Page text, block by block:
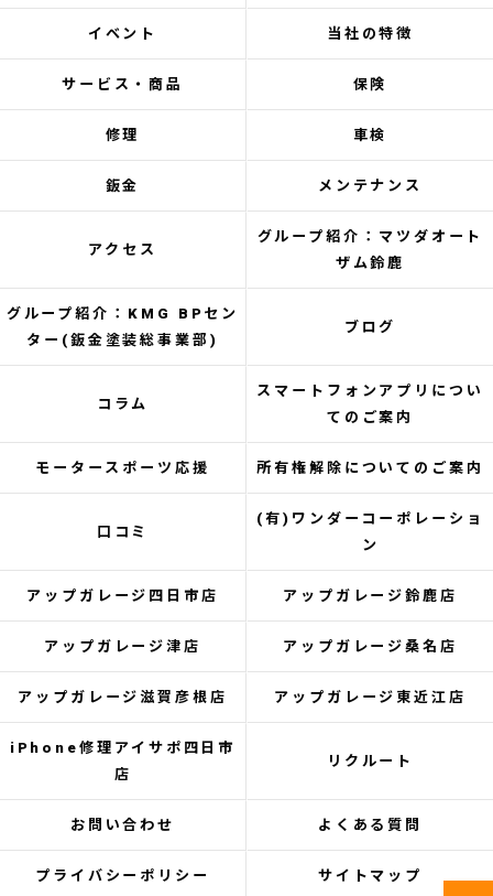
イベント 当社の特徴
サービス・商品 保険
修理 車検
鈑金 メンテナンス
アクセス
グループ紹介：マツダオート
ザム鈴鹿
グループ紹介：KMG BPセン
ター(鈑金塗装総事業部)
ブログ
コラム
スマートフォンアプリについ
てのご案内
モータースポーツ応援 所有権解除についてのご案内
口コミ
(有)ワンダーコーポレーショ
ン
アップガレージ四日市店 アップガレージ鈴鹿店
アップガレージ津店 アップガレージ桑名店
アップガレージ滋賀彦根店 アップガレージ東近江店
iPhone修理アイサポ四日市
店
リクルート
お問い合わせ よくある質問
プライバシーポリシー サイトマップ